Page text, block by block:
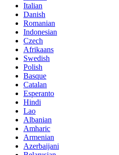
Italian
Danish
Romanian
Indonesian
Czech
Afrikaans
Swedish
Polish
Basque
Catalan
Esperanto
Hindi
Lao
Albanian
Amharic
Armenian
Azerbaijani